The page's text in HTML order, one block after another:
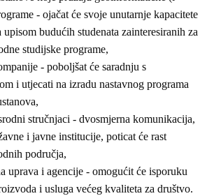
- ojačat će svoje unutarnje kapacitete
budućih studenata zainteresiranih za
studijske programe,
- poboljšat će saradnju s
i utjecati na izradu nastavnog programa
stručnjaci - dvosmjerna komunikacija,
i javne institucije, poticat će rast
područja,
uprava i agencije - omogućit će isporuku
i usluga većeg kvaliteta za društvo.